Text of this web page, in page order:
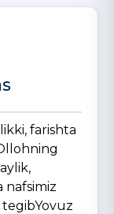
farishta
nafsimiz